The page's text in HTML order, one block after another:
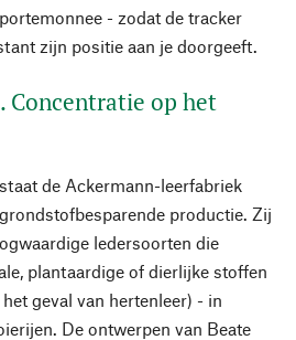
- zodat de tracker
zijn positie aan je doorgeeft.
Concentratie op het
de Ackermann-leerfabriek
productie. Zij
ledersoorten die
plantaardige of dierlijke stoffen
geval van hertenleer) - in
De ontwerpen van Beate